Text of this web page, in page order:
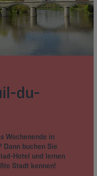
du-
Wochenende in
Dann buchen Sie
Hotel und lernen
Stadt kennen!